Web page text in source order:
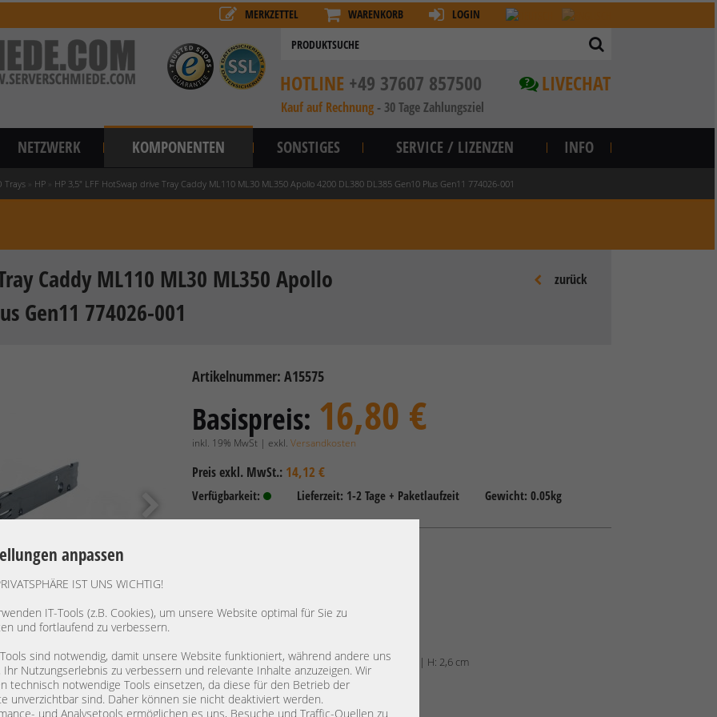
anpassen
IST UNS WICHTIG!
IT-Tools (z.B. Cookies), um unsere Website optimal für Sie zu
und fortlaufend zu verbessern.
sind notwendig, damit unsere Website funktioniert, während andere uns
Ihr Nutzungserlebnis zu verbessern und relevante Inhalte anzuzeigen. Wir
technisch notwendige Tools einsetzen, da diese für den Betrieb der
unverzichtbar sind. Daher können sie nicht deaktiviert werden.
und Analysetools ermöglichen es uns, Besuche und Traffic-Quellen zu
MERKZETTEL WARENKORB LOGIN
? LIVECHAT
HOTLINE +49 37607 857500
Kauf auf Rechnung - 30 Tage Zahlungsziel
NETZWERK KOMPONENTEN SONSTIGES SERVICE / LIZENZEN INFO
Trays HP HP 3,5" LFF HotSwap drive Tray Caddy ML110 ML30 ML350 Apollo 4200 DL380 DL385 Gen10 Plus Gen11 774026-001
zurück
Caddy ML110 ML30 ML350 Apollo
Gen11 774026-001
Artikelnummer: A15575
Basispreis: 16,80 €
inkl. 19% MwSt | exkl.Versandkosten
Preis exkl. MwSt.: 14,12 €
Verfügbarkeit: Lieferzeit: 1-2 Tage + Paketlaufzeit Gewicht: 0.05kg
PN: 774026-001
Artikelabmessung:
L: 15,6 cm | B: 10,7 cm | H: 2,6 cm
Kompatibel mit: